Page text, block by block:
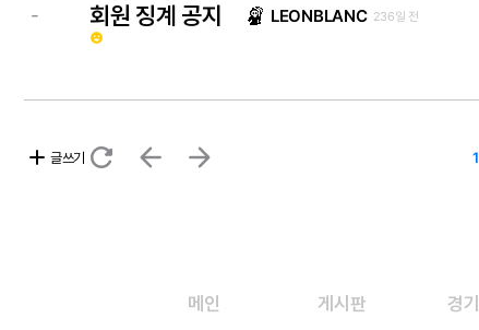
-
emoji_emotions
회원 징계 공지 LEONBLANC 236일 전
add 글쓰기 refresh arrow_back arrow_forward 1
메인 게시판 경기